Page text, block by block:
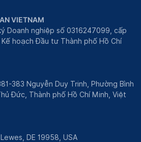
VIETNAM
Doanh nghiệp số 0316247099, cấp
hoạch Đầu tư Thành phố Hồ Chí
383 Nguyễn Duy Trinh, Phường Bình
Đức, Thành phố Hồ Chí Minh, Việt
DE 19958, USA